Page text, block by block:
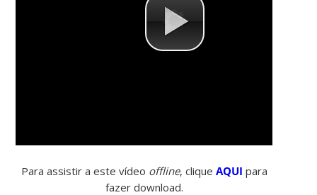
Para assistir a este vídeo offline, clique AQUI para
fazer download.